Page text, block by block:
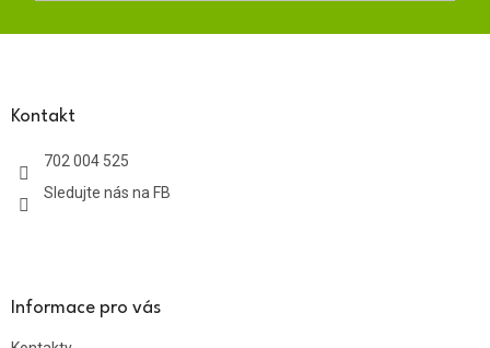
Kontakt
702 004 525
Sledujte nás na FB
Informace pro vás